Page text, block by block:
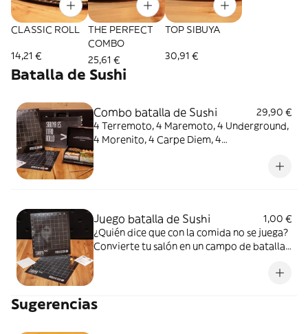
CLASSIC ROLL
14,21 €
THE PERFECT
COMBO
25,61 €
TOP SIBUYA
30,91 €
Batalla de Sushi
Combo batalla de Sushi
29,90 €
4 Terremoto, 4 Maremoto, 4 Underground,
4 Morenito, 4 Carpe Diem, 4
Juego batalla de Sushi
1,00 €
¿Quién dice que con la comida no se juega?
Convierte tu salón en un campo de batalla
juegues con tu pareja o con tus amigos.
Sugerencias